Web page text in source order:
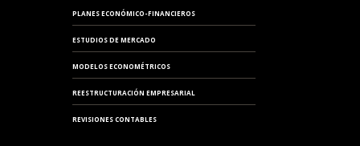
PLANES ECONÓMICO-FINANCIEROS
ESTUDIOS DE MERCADO
MODELOS ECONOMÉTRICOS
REESTRUCTURACIÓN EMPRESARIAL
REVISIONES CONTABLES